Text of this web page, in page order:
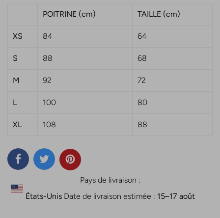
newsletter, vous aurez accès à une
sélection exclusive de nos dernières
tendances de la Créatrice Neter
POITRINE (cm) TAILLE (cm)
XS 84 64
S 88 68
M 92 72
L 100 80
XL 108 88
Pays de livraison :
États-UnisDate de livraison estimée : 15⁠–17 août